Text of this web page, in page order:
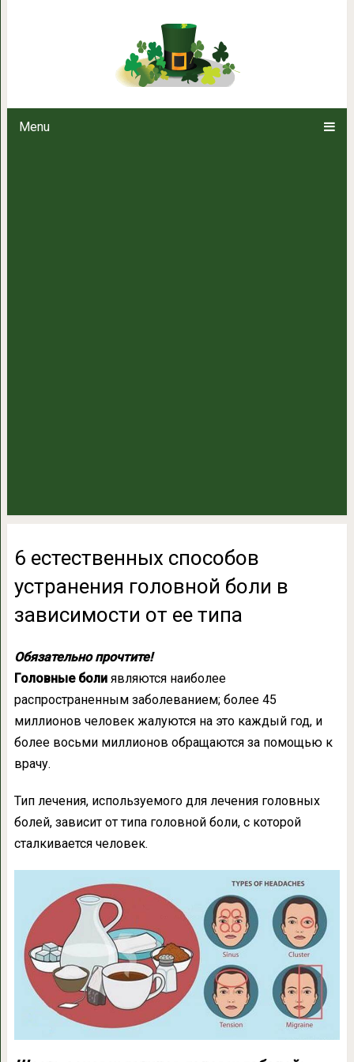
Menu
6 естественных способов
6 естественных способов
устранения головной боли в
зависимости от ее типа
Обязательно прочтите!
Головные болиявляются наиболее
распространенным заболеванием; более 45
миллионов человек жалуются на это каждый год, и
более восьми миллионов обращаются за помощью к
врачу.
Тип лечения, используемого для лечения головных
болей, зависит от типа головной боли, с которой
сталкивается человек.